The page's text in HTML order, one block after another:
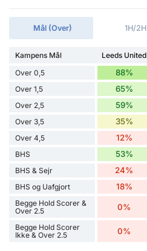
Mål (Over) 1H/2H
Kampens Mål Leeds United
Over 0,5
88%
Over 1,5 65%
Over 2,5 59%
Over 3,5 35%
Over 4,5 12%
BHS 53%
BHS & Sejr 24%
BHS og Uafgjort 18%
Begge Hold Scorer &
Over 2.5
0%
Begge Hold Scorer
Ikke & Over 2.5
0%